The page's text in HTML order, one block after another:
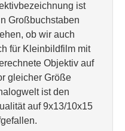
ist
Großbuchstaben
ob wir auch
für Kleinbildfilm mit
Objektiv auf
gleicher Größe
ist den
auf 9x13/10x15